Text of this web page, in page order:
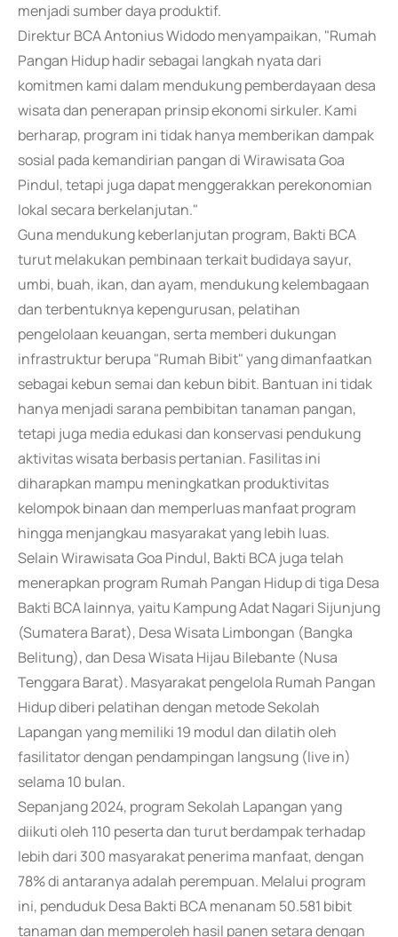
menjadi sumber daya produktif.
Direktur BCA Antonius Widodo menyampaikan, "Rumah
Pangan Hidup hadir sebagai langkah nyata dari
komitmen kami dalam mendukung pemberdayaan desa
wisata dan penerapan prinsip ekonomi sirkuler. Kami
berharap, program ini tidak hanya memberikan dampak
sosial pada kemandirian pangan di Wirawisata Goa
Pindul, tetapi juga dapat menggerakkan perekonomian
lokal secara berkelanjutan."
Guna mendukung keberlanjutan program, Bakti BCA
turut melakukan pembinaan terkait budidaya sayur,
umbi, buah, ikan, dan ayam, mendukung kelembagaan
dan terbentuknya kepengurusan, pelatihan
pengelolaan keuangan, serta memberi dukungan
infrastruktur berupa "Rumah Bibit" yang dimanfaatkan
sebagai kebun semai dan kebun bibit. Bantuan ini tidak
hanya menjadi sarana pembibitan tanaman pangan,
tetapi juga media edukasi dan konservasi pendukung
aktivitas wisata berbasis pertanian. Fasilitas ini
diharapkan mampu meningkatkan produktivitas
kelompok binaan dan memperluas manfaat program
hingga menjangkau masyarakat yang lebih luas.
Selain Wirawisata Goa Pindul, Bakti BCA juga telah
menerapkan program Rumah Pangan Hidup di tiga Desa
Bakti BCA lainnya, yaitu Kampung Adat Nagari Sijunjung
(Sumatera Barat), Desa Wisata Limbongan (Bangka
Belitung), dan Desa Wisata Hijau Bilebante (Nusa
Tenggara Barat). Masyarakat pengelola Rumah Pangan
Hidup diberi pelatihan dengan metode Sekolah
Lapangan yang memiliki 19 modul dan dilatih oleh
fasilitator dengan pendampingan langsung (live in)
selama 10 bulan.
Sepanjang 2024, program Sekolah Lapangan yang
diikuti oleh 110 peserta dan turut berdampak terhadap
lebih dari 300 masyarakat penerima manfaat, dengan
78% di antaranya adalah perempuan. Melalui program
ini, penduduk Desa Bakti BCA menanam 50.581 bibit
tanaman dan memperoleh hasil panen setara dengan